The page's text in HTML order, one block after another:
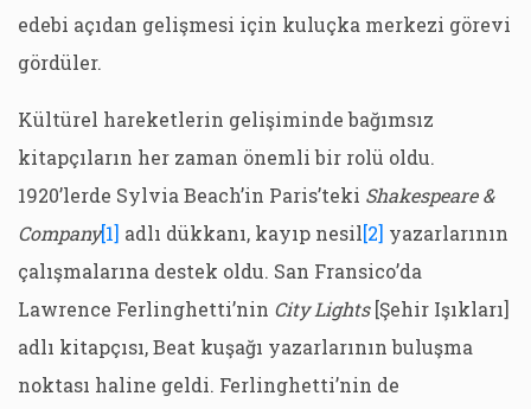
edebi açıdan gelişmesi için kuluçka merkezi görevi
gördüler.
Kültürel hareketlerin gelişiminde bağımsız
kitapçıların her zaman önemli bir rolü oldu.
1920’lerde Sylvia Beach’in Paris’teki Shakespeare &
Company[1] adlı dükkanı, kayıp nesil[2] yazarlarının
çalışmalarına destek oldu. San Fransico’da
Lawrence Ferlinghetti’nin City Lights[Şehir Işıkları]
adlı kitapçısı, Beat kuşağı yazarlarının buluşma
noktası haline geldi. Ferlinghetti’nin de